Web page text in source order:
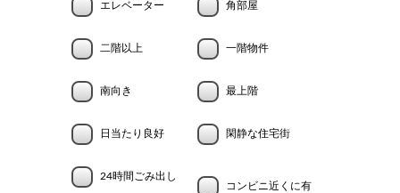
エレベーター 角部屋
二階以上 一階物件
南向き 最上階
日当たり良好 閑静な住宅街
24時間ごみ出し
コンビニ近くに有